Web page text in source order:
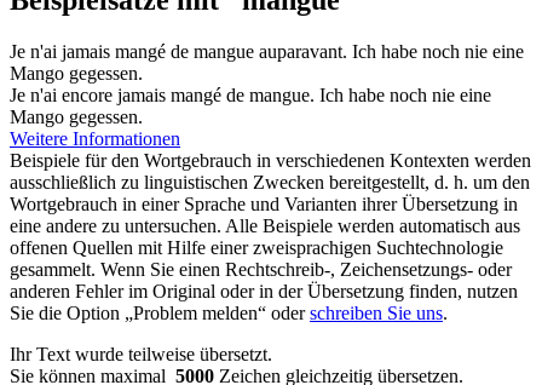
Je n'ai jamais mangé de mangue auparavant. Ich habe noch nie eine
Mango gegessen.
Je n'ai encore jamais mangé de mangue. Ich habe noch nie eine
Mango gegessen.
Weitere Informationen
Beispiele für den Wortgebrauch in verschiedenen Kontexten werden
ausschließlich zu linguistischen Zwecken bereitgestellt, d. h. um den
Wortgebrauch in einer Sprache und Varianten ihrer Übersetzung in
eine andere zu untersuchen. Alle Beispiele werden automatisch aus
offenen Quellen mit Hilfe einer zweisprachigen Suchtechnologie
gesammelt. Wenn Sie einen Rechtschreib-, Zeichensetzungs- oder
anderen Fehler im Original oder in der Übersetzung finden, nutzen
Sie die Option „Problem melden“ oderschreiben Sie uns.
Ihr Text wurde teilweise übersetzt.
Sie können maximal 5000 Zeichen gleichzeitig übersetzen.